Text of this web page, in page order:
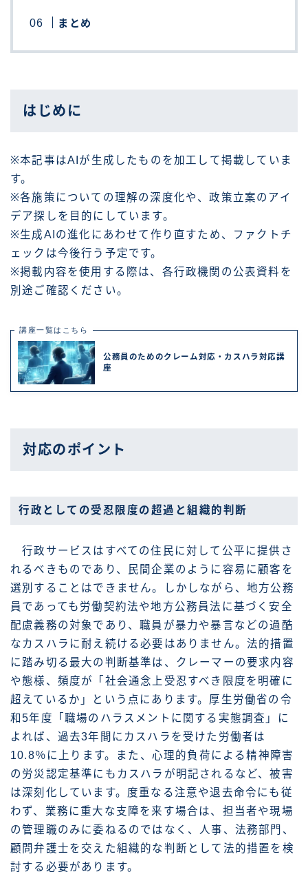
まとめ
はじめに
※本記事はAIが生成したものを加工して掲載していま
す。
※各施策についての理解の深度化や、政策立案のアイ
デア探しを目的にしています。
※生成AIの進化にあわせて作り直すため、ファクトチ
ェックは今後行う予定です。
※掲載内容を使用する際は、各行政機関の公表資料を
別途ご確認ください。
講座一覧はこちら
公務員のためのクレーム対応・カスハラ対応講
座
対応のポイント
行政としての受忍限度の超過と組織的判断
行政サービスはすべての住民に対して公平に提供さ
れるべきものであり、民間企業のように容易に顧客を
選別することはできません。しかしながら、地方公務
員であっても労働契約法や地方公務員法に基づく安全
配慮義務の対象であり、職員が暴力や暴言などの過酷
なカスハラに耐え続ける必要はありません。法的措置
に踏み切る最大の判断基準は、クレーマーの要求内容
や態様、頻度が「社会通念上受忍すべき限度を明確に
超えているか」という点にあります。厚生労働省の令
和5年度「職場のハラスメントに関する実態調査」に
よれば、過去3年間にカスハラを受けた労働者は
10.8％に上ります。また、心理的負荷による精神障害
の労災認定基準にもカスハラが明記されるなど、被害
は深刻化しています。度重なる注意や退去命令にも従
わず、業務に重大な支障を来す場合は、担当者や現場
の管理職のみに委ねるのではなく、人事、法務部門、
顧問弁護士を交えた組織的な判断として法的措置を検
討する必要があります。